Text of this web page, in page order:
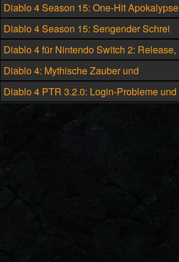
Diablo 4 Season 15: One-Hit Apokalypse
Build für den Hexenmeister
Diablo 4 Season 15: Sengender Schrei
Build - Die beste Skillung für den
Hexenmeister
Diablo 4 für Nintendo Switch 2: Release,
Preis und Box-Version geleakt
Diablo 4: Mythische Zauber und
historische Uniques eskalieren
Diablo 4 PTR 3.2.0: Login-Probleme und
zahlreiche bekannte Fehler